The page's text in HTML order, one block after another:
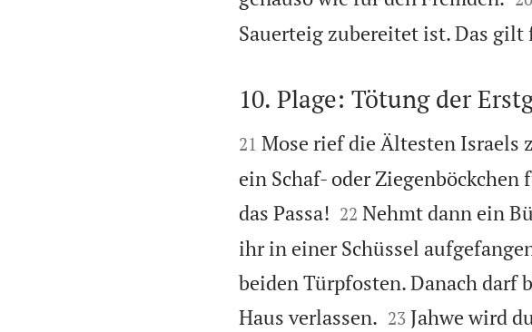
Sauerteig zubereitet ist. Das gilt

10. Plage: Tötung der

21 Mose rief die Ältesten Israels
ein Schaf- oder
das Passa!
22 Nehmt dann ein
ihr in einer Schüssel
beiden Türpfosten. Danach darf
Haus verlassen.
23 Jahwe wird